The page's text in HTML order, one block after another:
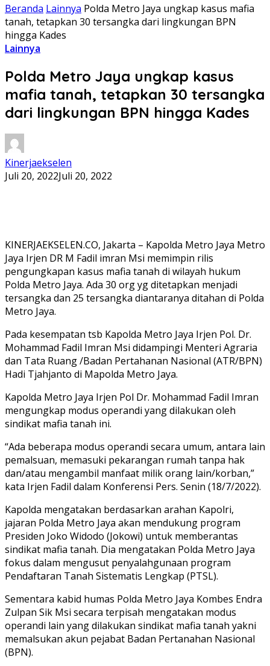
Beranda Lainnya Polda Metro Jaya ungkap kasus mafia
tanah, tetapkan 30 tersangka dari lingkungan BPN
hingga Kades
Lainnya
Polda Metro Jaya ungkap kasus
mafia tanah, tetapkan 30 tersangka
dari lingkungan BPN hingga Kades
Kinerjaekselen
Juli 20, 2022Juli 20, 2022
KINERJAEKSELEN.CO, Jakarta – Kapolda Metro Jaya Metro
Jaya Irjen DR M Fadil imran Msi memimpin rilis
pengungkapan kasus mafia tanah di wilayah hukum
Polda Metro Jaya. Ada 30 org yg ditetapkan menjadi
tersangka dan 25 tersangka diantaranya ditahan di Polda
Metro Jaya.
Pada kesempatan tsb Kapolda Metro Jaya Irjen Pol. Dr.
Mohammad Fadil Imran Msi didampingi Menteri Agraria
dan Tata Ruang /Badan Pertahanan Nasional (ATR/BPN)
Hadi Tjahjanto di Mapolda Metro Jaya.
Kapolda Metro Jaya Irjen Pol Dr. Mohammad Fadil Imran
mengungkap modus operandi yang dilakukan oleh
sindikat mafia tanah ini.
“Ada beberapa modus operandi secara umum, antara lain
pemalsuan, memasuki pekarangan rumah tanpa hak
dan/atau mengambil manfaat milik orang lain/korban,”
kata Irjen Fadil dalam Konferensi Pers. Senin (18/7/2022).
Kapolda mengatakan berdasarkan arahan Kapolri,
jajaran Polda Metro Jaya akan mendukung program
Presiden Joko Widodo (Jokowi) untuk memberantas
sindikat mafia tanah. Dia mengatakan Polda Metro Jaya
fokus dalam mengusut penyalahgunaan program
Pendaftaran Tanah Sistematis Lengkap (PTSL).
Sementara kabid humas Polda Metro Jaya Kombes Endra
Zulpan Sik Msi secara terpisah mengatakan modus
operandi lain yang dilakukan sindikat mafia tanah yakni
memalsukan akun pejabat Badan Pertanahan Nasional
(BPN).